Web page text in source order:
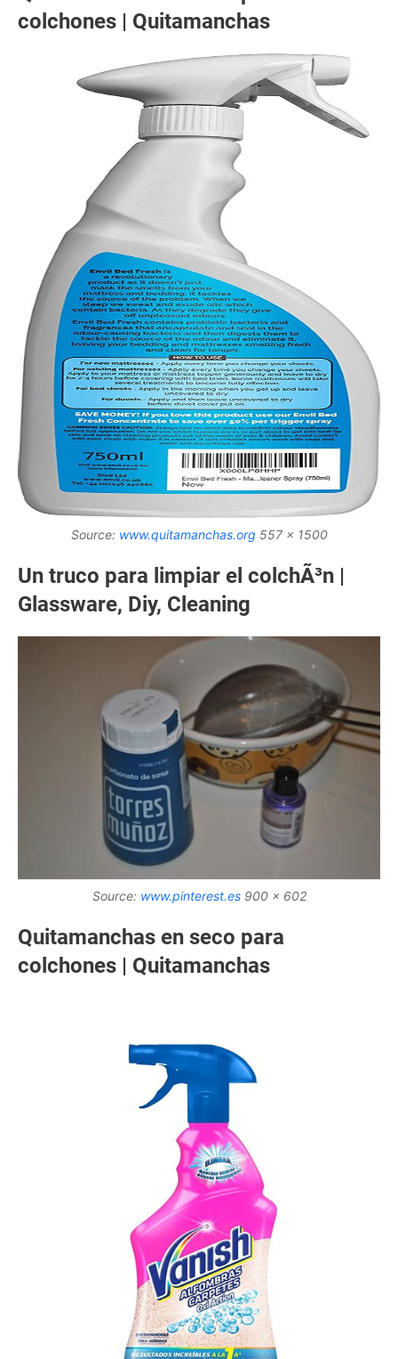
colchones | Quitamanchas
Source: www.quitamanchas.org 557 x 1500
Un truco para limpiar el colchÃ³n |
Glassware, Diy, Cleaning
Source: www.pinterest.es900 x 602
Quitamanchas en seco para
colchones | Quitamanchas